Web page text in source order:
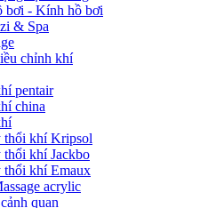
bơi - Kính hồ bơi
& Spa
chỉnh khí
pentair
china
thổi khí Kripsol
thổi khí Jackbo
thổi khí Emaux
acrylic
quan